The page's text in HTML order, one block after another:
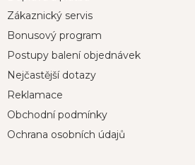
Zákaznický servis
Bonusový program
Postupy balení objednávek
Nejčastější dotazy
Reklamace
Obchodní podmínky
Ochrana osobních údajů